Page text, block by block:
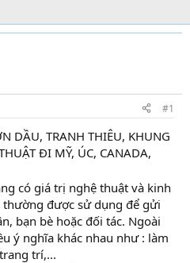
#1
DẦU, TRANH THIÊU, KHUNG
ĐI MỸ, ÚC, CANADA,
có giá trị nghệ thuật và kinh
thường được sử dụng để gửi
bạn bè hoặc đối tác. Ngoài
ý nghĩa khác nhau như : làm
trí,...